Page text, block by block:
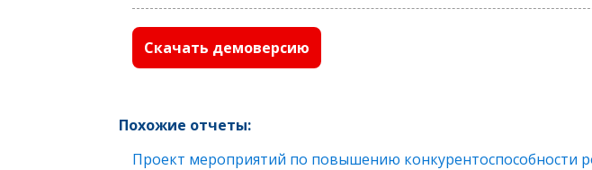
Скачать демоверсию
Похожие отчеты:
Проект мероприятий по повышению конкурентоспособности